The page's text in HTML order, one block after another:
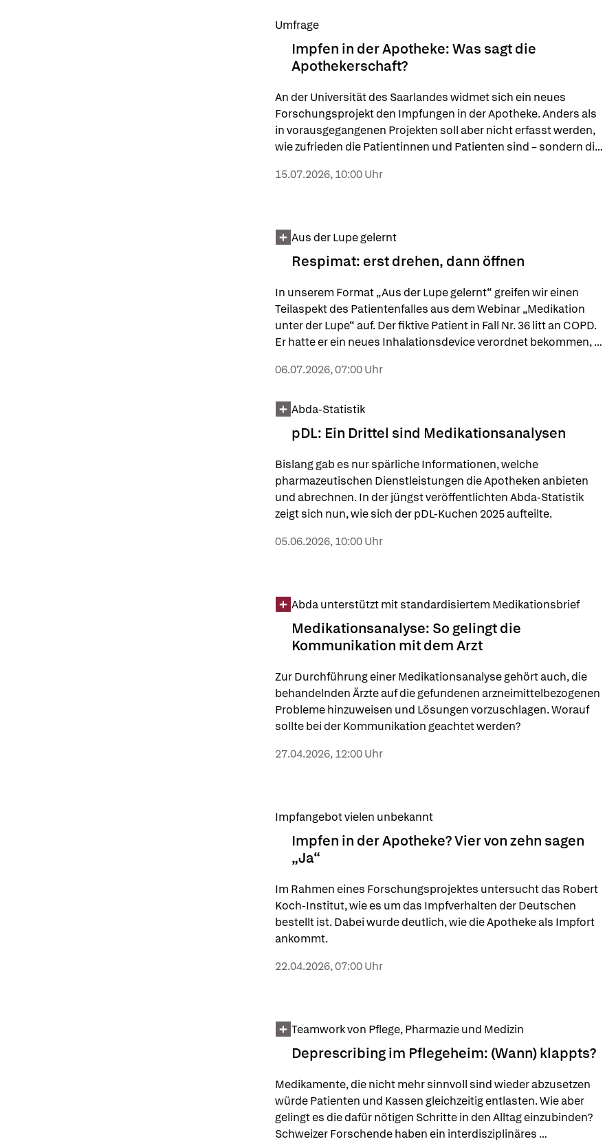
Impfen in der Apotheke: Was sagt die
Apothekerschaft?
An der Universität des Saarlandes widmet sich ein neues
Forschungsprojekt den Impfungen in der Apotheke. Anders als
in vorausgegangenen Projekten soll aber nicht erfasst werden,
wie zufrieden die Patientinnen und Patienten sind – sondern die
Umfrage
15.07.2026, 10:00 Uhr
Respimat: erst drehen, dann öffnen
In unserem Format „Aus der Lupe gelernt“ greifen wir einen
Teilaspekt des Patientenfalles aus dem Webinar „Medikation
unter der Lupe“ auf. Der fiktive Patient in Fall Nr. 36 litt an COPD.
Er hatte er ein neues Inhalationsdevice verordnet bekommen,
Aus der Lupe gelernt
06.07.2026, 07:00 Uhr
pDL: Ein Drittel sind Medikationsanalysen
Bislang gab es nur spärliche Informationen, welche
pharmazeutischen Dienstleistungen die Apotheken anbieten
und abrechnen. In der jüngst veröffentlichten Abda-Statistik
zeigt sich nun, wie sich der pDL-Kuchen 2025 aufteilte.
Abda-Statistik
05.06.2026, 10:00 Uhr
Medikationsanalyse: So gelingt die
Kommunikation mit dem Arzt
Zur Durchführung einer Medikationsanalyse gehört auch, die
behandelnden Ärzte auf die gefundenen arzneimittelbezogenen
Probleme hinzuweisen und Lösungen vorzuschlagen. Worauf
sollte bei der Kommunikation geachtet werden?
Abda unterstützt mit standardisiertem Medikationsbrief
27.04.2026, 12:00 Uhr
Impfen in der Apotheke? Vier von zehn sagen
„Ja“
Im Rahmen eines Forschungsprojektes untersucht das Robert
Koch-Institut, wie es um das Impfverhalten der Deutschen
bestellt ist. Dabei wurde deutlich, wie die Apotheke als Impfort
ankommt.
Impfangebot vielen unbekannt
22.04.2026, 07:00 Uhr
Deprescribing im Pflegeheim: (Wann) klappts?
Medikamente, die nicht mehr sinnvoll sind wieder abzusetzen
würde Patienten und Kassen gleichzeitig entlasten. Wie aber
gelingt es die dafür nötigen Schritte in den Alltag einzubinden?
Schweizer Forschende haben ein interdisziplinäres
Teamwork von Pflege, Pharmazie und Medizin